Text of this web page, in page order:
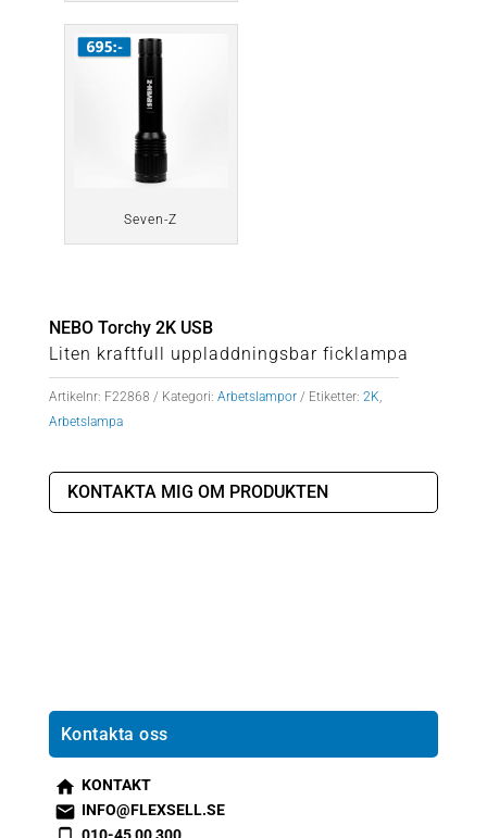
Seven-Z
NEBO Torchy 2K USB
Liten kraftfull uppladdningsbar ficklampa
Artikelnr: F22868 Kategori: Arbetslampor Etiketter: 2K,
Arbetslampa
KONTAKTA MIG OM PRODUKTEN
Kontakta oss
s
KONTAKT
INFO@FLEXSELL.SE